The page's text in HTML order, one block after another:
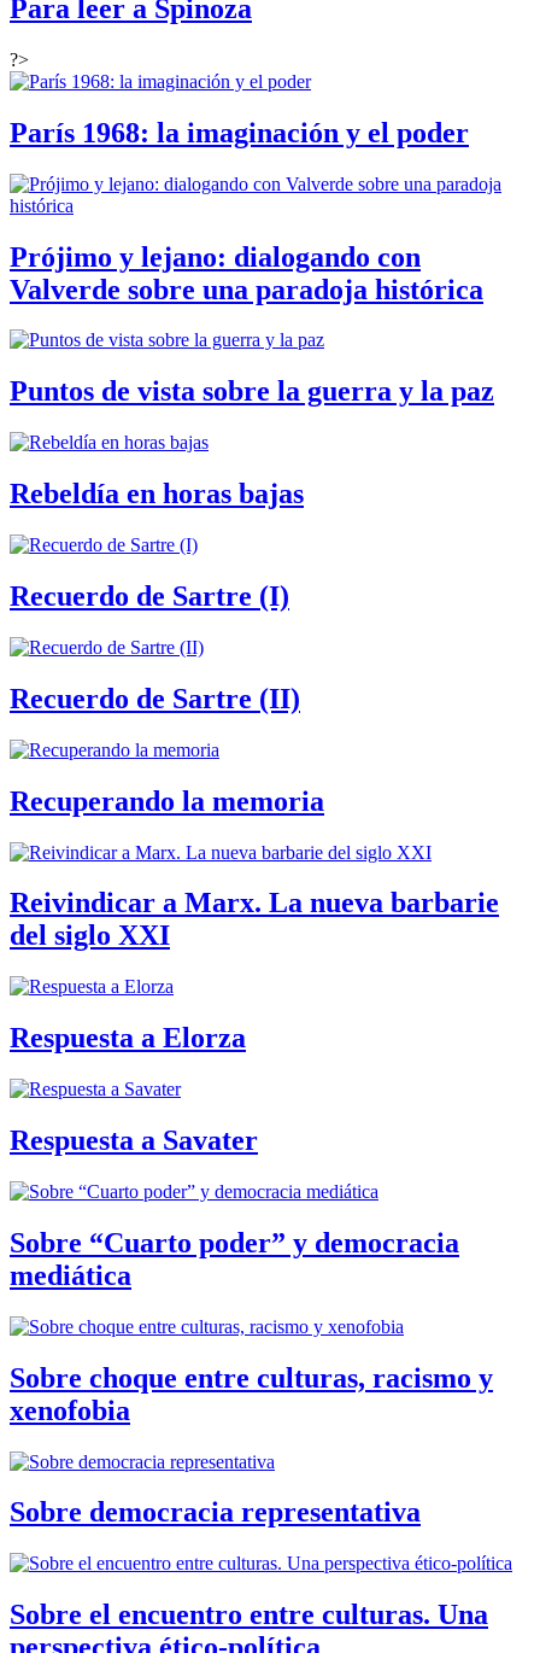
Para leer a Spinoza
?>
París 1968: la imaginación y el poder
Prójimo y lejano: dialogando con
Valverde sobre una paradoja histórica
Puntos de vista sobre la guerra y la paz
Rebeldía en horas bajas
Recuerdo de Sartre (I)
Recuerdo de Sartre (II)
Recuperando la memoria
Reivindicar a Marx. La nueva barbarie
del siglo XXI
Respuesta a Elorza
Respuesta a Savater
Sobre “Cuarto poder” y democracia
mediática
Sobre choque entre culturas, racismo y
xenofobia
Sobre democracia representativa
Sobre el encuentro entre culturas. Una